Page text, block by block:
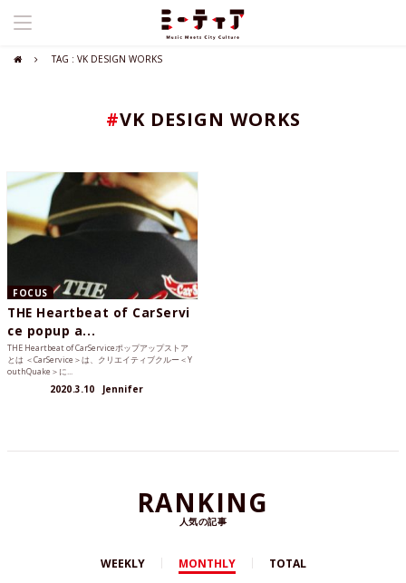
TAG : VK DESIGN WORKS
#VK DESIGN WORKS
FOCUS
THE Heartbeat of CarServi
ce popup a...
THE Heartbeat of CarServiceポップアップストア
とは ＜CarService＞は、クリエイティブクルー＜Y
outhQuake＞に...
2020.3.10 Jennifer
RANKING
人気の記事
WEEKLY MONTHLY TOTAL